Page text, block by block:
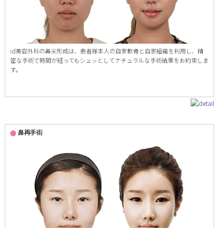
id美容外科の鼻尖形成は、患者様本人の自家軟骨と自家組織を利用し、精
密な手術で時間が経ってもシュッとしてナチュラルな手術結果をお約束しま
す。
鼻再手術